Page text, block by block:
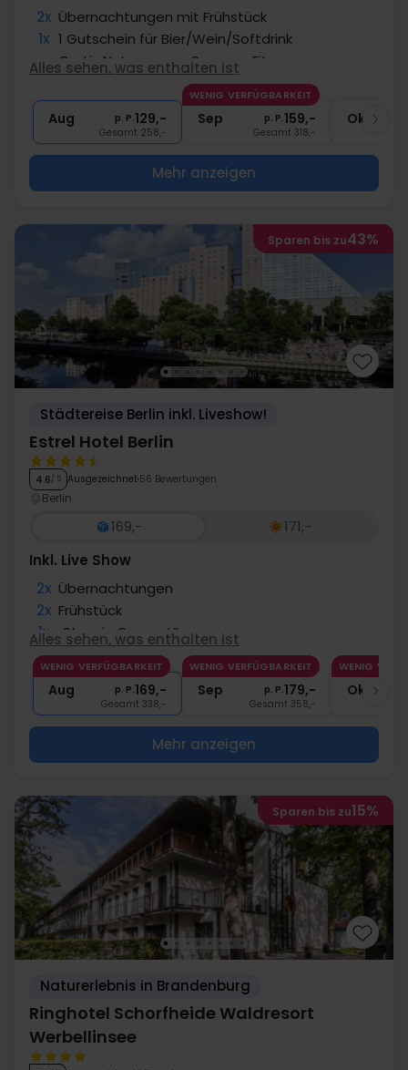
2x Übernachtungen mit Frühstück
1x 1 Gutschein für Bier/Wein/Softdrink
∞ Gratis Nutzung von Sauna u. Fitness
∞ Gratis Internet
Alles sehen, was enthalten ist
Aug p. P.129,-
Gesamt 258,-
WENIG VERFÜGBARKEIT
Sep p. P.159,-
Gesamt 318,-
Okt
Mehr anzeigen
Sparen bis zu43%
Städtereise Berlin inkl. Liveshow!
Estrel Hotel Berlin
4.6/ 5 Ausgezeichnet 56 Bewertungen
Berlin
169,-
171,-
Inkl. Live Show
2x Übernachtungen
2x Frühstück
1x „Stars in Concert”
∞ Freie Nutzung Spabereich & Fitness
∞ Kostenloses Internet
Alles sehen, was enthalten ist
WENIG VERFÜGBARKEIT
Aug p. P.169,-
Gesamt 338,-
WENIG VERFÜGBARKEIT
Sep p. P.179,-
Gesamt 358,-
WENIG
Okt
Mehr anzeigen
Sparen bis zu15%
Naturerlebnis in Brandenburg
Ringhotel Schorfheide Waldresort
Werbellinsee